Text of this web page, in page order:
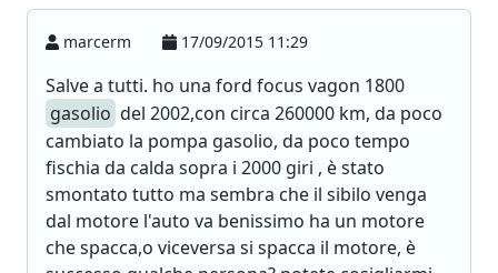
marcerm 17/09/2015 11:29
Salve a tutti. ho una ford focus vagon 1800
gasolio del 2002,con circa 260000 km, da poco
cambiato la pompa gasolio, da poco tempo
fischia da calda sopra i 2000 giri , è stato
smontato tutto ma sembra che il sibilo venga
dal motore l'auto va benissimo ha un motore
che spacca,o viceversa si spacca il motore, è